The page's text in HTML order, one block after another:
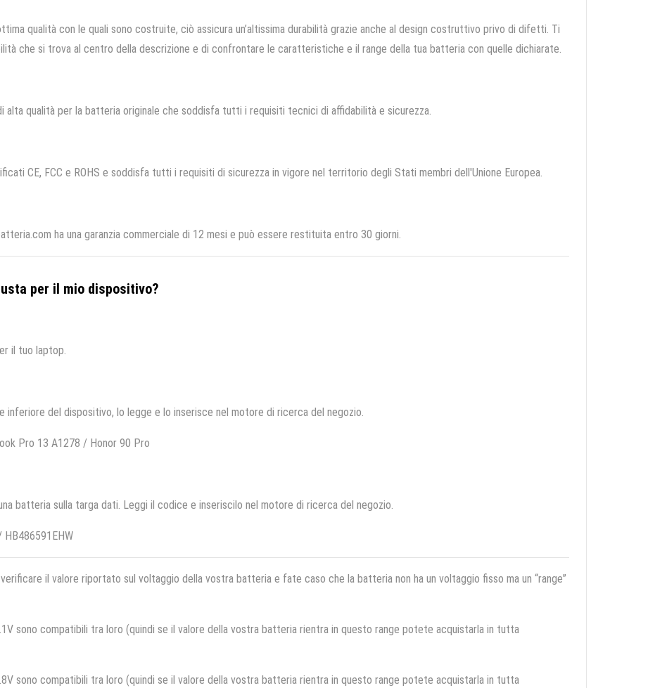
qualità con le quali sono costruite, ciò assicura un’altissima durabilità grazie anche al design costruttivo privo di difetti. Ti
che si trova al centro della descrizione e di confrontare le caratteristiche e il range della tua batteria con quelle dichiarate.
qualità per la batteria originale che soddisfa tutti i requisiti tecnici di affidabilità e sicurezza.
CE, FCC e ROHS e soddisfa tutti i requisiti di sicurezza in vigore nel territorio degli Stati membri dell'Unione Europea.
ha una garanzia commerciale di 12 mesi e può essere restituita entro 30 giorni.
per il mio dispositivo?
il tuo laptop.
inferiore del dispositivo, lo legge e lo inserisce nel motore di ricerca del negozio.
Pro 13 A1278 / Honor 90 Pro
batteria sulla targa dati. Leggi il codice e inseriscilo nel motore di ricerca del negozio.
il valore riportato sul voltaggio della vostra batteria e fate caso che la batteria non ha un voltaggio fisso ma un “range”
sono compatibili tra loro (quindi se il valore della vostra batteria rientra in questo range potete acquistarla in tutta
sono compatibili tra loro (quindi se il valore della vostra batteria rientra in questo range potete acquistarla in tutta